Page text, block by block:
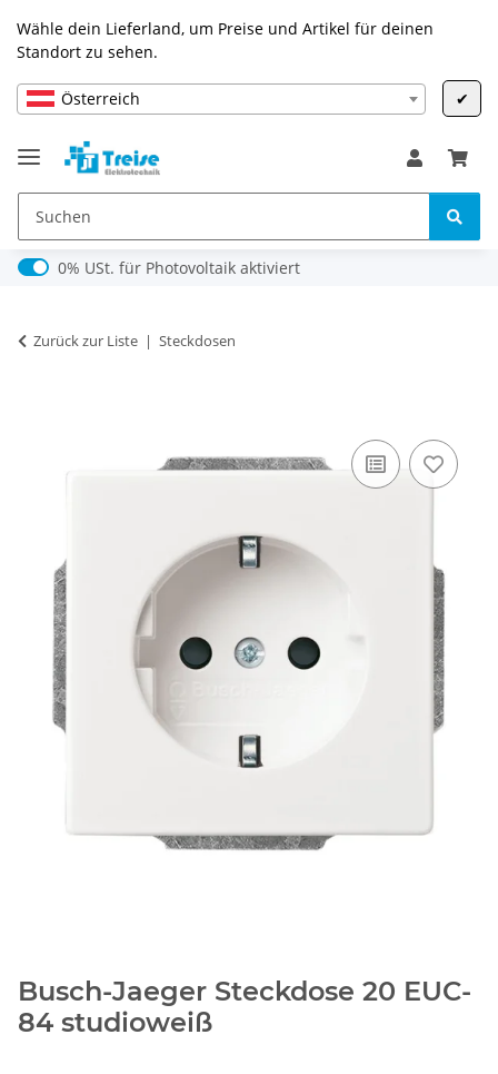
Wähle dein Lieferland, um Preise und Artikel für deinen
Standort zu sehen.
Österreich ✔
0% USt. für Photovoltaik (§ 12 Abs. 3 UStG)
0% USt. für Photovoltaik aktiviert
Zurück zur Liste Steckdosen
Busch-Jaeger Steckdose 20 EUC-
84 studioweiß